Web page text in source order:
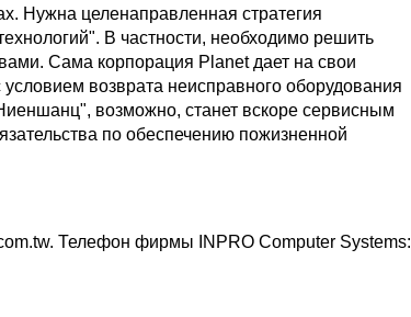
Нужна целенаправленная стратегия
В частности, необходимо решить
Сама корпорация Planet дает на свои
возврата неисправного оборудования
возможно, станет вскоре сервисным
по обеспечению пожизненной
Телефон фирмы INPRO Computer Systems: